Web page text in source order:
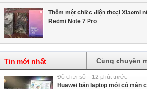
Thêm một chiếc điện thoại Xiaomi
Redmi Note 7 Pro
Tin mới nhất Cùng chuyên
Đồ chơi số - 12 phút trước
Huawei bán laptop mới có màn